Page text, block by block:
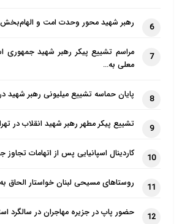
6 رهبر شهید محور وحدت امت و
7
مراسم تشییع پیکر رهبر شهید جمهوری
معلی به…
8 پایان حماسه تشییع میلیونی رهبر شهید
9 تشییع پیکر مطهر رهبر شهید انقلاب در
10 کاردینال اسپانیایی پس از اتهامات تجاوز
11 روستاهای مسیحی لبنان خواستار الحاق
12 حضور پاپ در جزیره مهاجران در سالگرد